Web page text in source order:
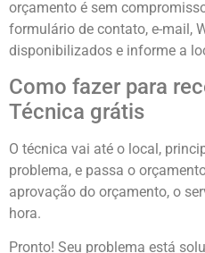
orçamento é sem
formulário de contato, e-mail,
disponibilizados e informe a
Como fazer para
Técnica grátis
O técnica vai até o local,
problema, e passa o
aprovação do orçamento, o
hora.
Pronto! Seu problema está